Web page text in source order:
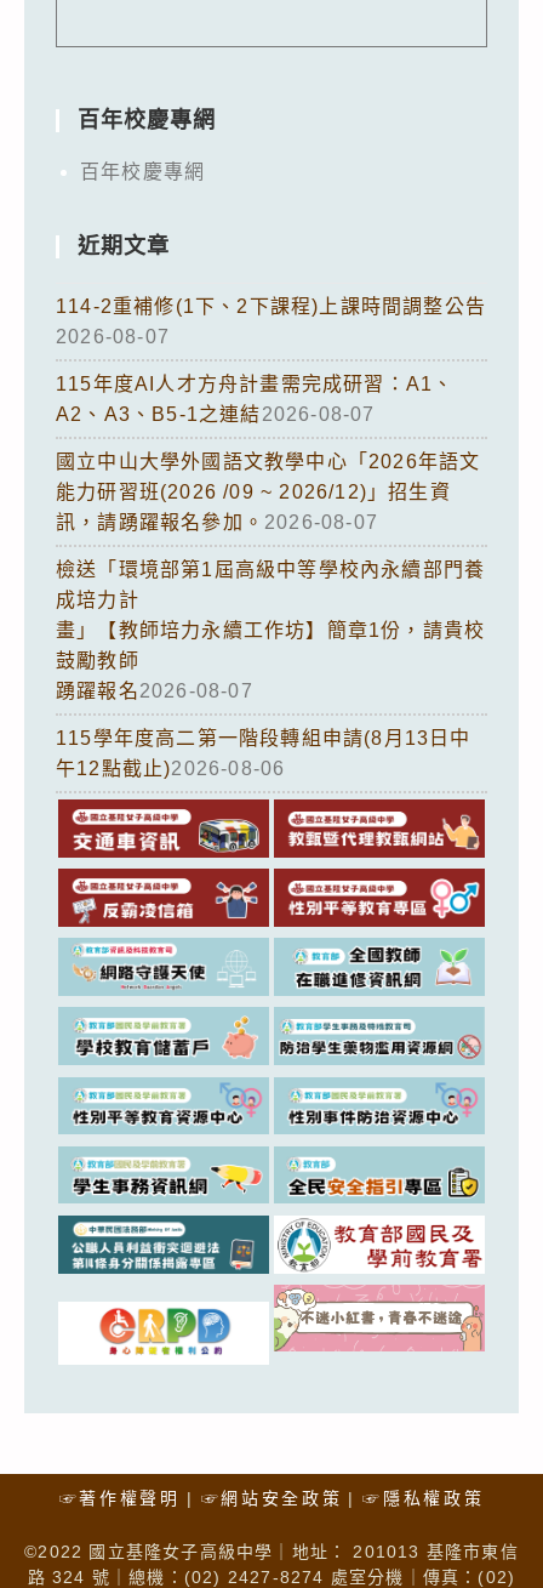
百年校慶專網
百年校慶專網
近期文章
114-2重補修(1下、2下課程)上課時間調整公告
2026-08-07
115年度AI人才方舟計畫需完成研習：A1、
A2、A3、B5-1之連結2026-08-07
國立中山大學外國語文教學中心「2026年語文
能力研習班(2026 /09 ~ 2026/12)」招生資
訊，請踴躍報名參加。 2026-08-07
檢送「環境部第1屆高級中等學校內永續部門養
成培力計
畫」【教師培力永續工作坊】簡章1份，請貴校
鼓勵教師
踴躍報名2026-08-07
115學年度高二第一階段轉組申請(8月13日中
午12點截止)2026-08-06
☞著作權聲明 ☞網站安全政策 ☞隱私權政策
©2022 國立基隆女子高級中學｜地址： 201013 基隆市東信
路 324 號｜總機：(02) 2427-8274 處室分機｜傳真：(02)